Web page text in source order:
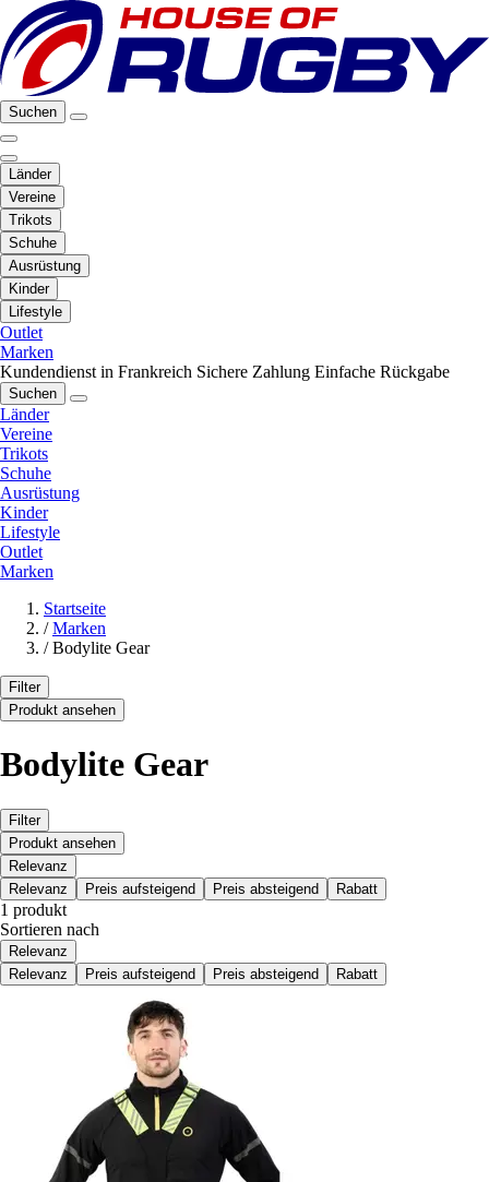
Suchen
Länder
Vereine
Trikots
Schuhe
Ausrüstung
Kinder
Lifestyle
Outlet
Marken
Kundendienst in Frankreich Sichere Zahlung Einfache Rückgabe
Suchen
Länder
Vereine
Trikots
Schuhe
Ausrüstung
Kinder
Lifestyle
Outlet
Marken
Startseite
/ Marken
/ Bodylite Gear
Filter
Produkt ansehen
Bodylite Gear
Filter
Produkt ansehen
Relevanz
Relevanz
Preis aufsteigend Preis absteigend Rabatt
1 produkt
Sortieren nach
Relevanz
Relevanz
Preis aufsteigend Preis absteigend Rabatt